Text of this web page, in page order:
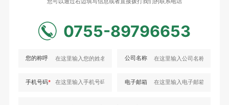
0755-89796653
您的称呼 公司名称
手机号码* 电子邮箱